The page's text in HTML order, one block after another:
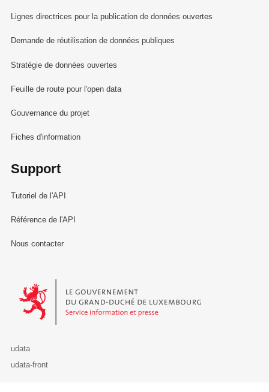
Lignes directrices pour la publication de données ouvertes
Demande de réutilisation de données publiques
Stratégie de données ouvertes
Feuille de route pour l'open data
Gouvernance du projet
Fiches d'information
Support
Tutoriel de l'API
Référence de l'API
Nous contacter
Le Gouvernement du Grand-Duché de Luxembourg - Service
udata
udata-front